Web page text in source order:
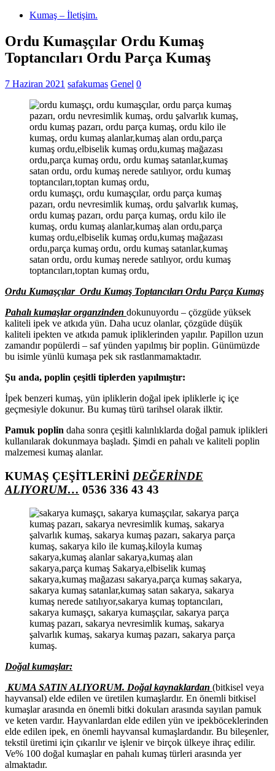
Kumaş – İletişim.
Ordu Kumaşçılar Ordu Kumaş
Toptancıları Ordu Parça Kumaş
7 Haziran 2021 safakumas Genel 0
ordu kumaşçı, ordu kumaşçılar, ordu parça kumaş
pazarı, ordu nevresimlik kumaş, ordu şalvarlık kumaş,
ordu kumaş pazarı, ordu parça kumaş, ordu kilo ile
kumaş, ordu kumaş alanlar,kumaş alan ordu,parça
kumaş ordu,elbiselik kumaş ordu,kumaş mağazası
ordu,parça kumaş ordu, ordu kumaş satanlar,kumaş
satan ordu, ordu kumaş nerede satılıyor, ordu kumaş
toptancıları,toptan kumaş ordu,
Ordu Kumaşçılar Ordu Kumaş Toptancıları Ordu Parça Kumaş
Pahalı kumaşlar organzinden dokunuyordu – çözgüde yüksek
kaliteli ipek ve atkıda yün. Daha ucuz olanlar, çözgüde düşük
kaliteli ipekten ve atkıda pamuk ipliklerinden yapılır. Papillon uzun
zamandır popülerdi – saf yünden yapılmış bir poplin. Günümüzde
bu isimle yünlü kumaşa pek sık rastlanmamaktadır.
Şu anda, poplin çeşitli tiplerden yapılmıştır:
İpek benzeri kumaş, yün ipliklerin doğal ipek ipliklerle iç içe
geçmesiyle dokunur. Bu kumaş türü tarihsel olarak ilktir.
Pamuk poplin daha sonra çeşitli kalınlıklarda doğal pamuk iplikleri
kullanılarak dokunmaya başladı. Şimdi en pahalı ve kaliteli poplin
malzemesi kumaş alanlar.
KUMAŞ ÇEŞİTLERİNİ DEĞERİNDE
ALIYORUM… 0536 336 43 43
sakarya kumaşçı, sakarya kumaşçılar, sakarya parça
kumaş pazarı, sakarya nevresimlik kumaş, sakarya
şalvarlık kumaş, sakarya kumaş pazarı, sakarya parça
kumaş.
Doğal kumaşlar:
KUMA SATIN ALIYORUM. Doğal kaynaklardan (bitkisel veya
hayvansal) elde edilen ve üretilen kumaşlardır. En önemli bitkisel
kumaşlar arasında en önemli bitki dokuları arasında sayılan pamuk
ve keten vardır. Hayvanlardan elde edilen yün ve ipekböceklerinden
elde edilen ipek, en önemli hayvansal kumaşlardandır. Bu bileşenler,
tekstil üretimi için çıkarılır ve işlenir ve birçok ülkeye ihraç edilir.
Ve% 100 doğal kumaşlar en pahalı kumaş türleri arasında yer
almaktadır.